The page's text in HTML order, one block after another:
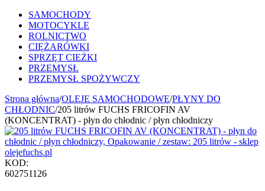
SAMOCHODY
MOTOCYKLE
ROLNICTWO
CIĘŻARÓWKI
SPRZĘT CIEŻKI
PRZEMYSŁ
PRZEMYSŁ SPOŻYWCZY
Strona główna/OLEJE SAMOCHODOWE/PŁYNY DO
CHŁODNIC/205 litrów FUCHS FRICOFIN AV
(KONCENTRAT) - płyn do chłodnic / płyn chłodniczy
KOD:
602751126